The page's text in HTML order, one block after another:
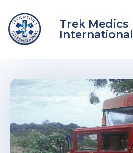
contenido
Trek Medics
International